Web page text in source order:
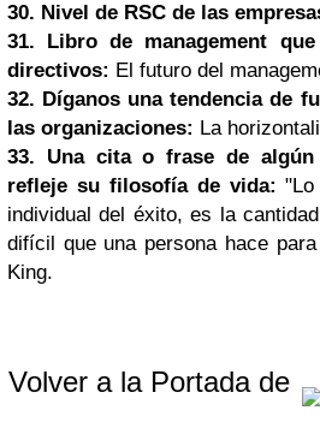
30. Nivel de RSC de las
31. Libro de management
directivos: El futuro del
32. Díganos una tendencia de
las organizaciones: La
33. Una cita o frase de
refleje su filosofía de vida:
individual del éxito, es la
difícil que una persona hace
King.
Volver a la Portada de